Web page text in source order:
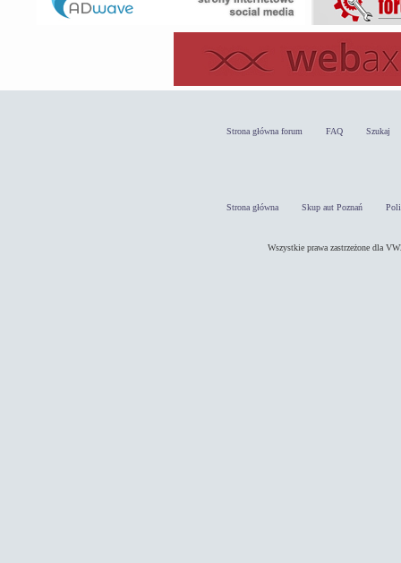
Strona główna forum FAQ Szukaj
Strona główna Skup aut Poznań
Wszystkie prawa zastrzeżone dla